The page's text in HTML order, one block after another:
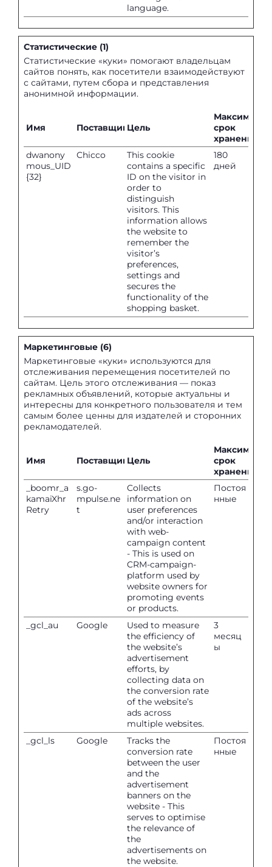
language.
Статистические (1)
Статистические «куки» помогают владельцам
сайтов понять, как посетители взаимодействуют
с сайтами, путем сбора и представления
анонимной информации.
Имя ПоставщикЦель
срок
хранения
dwanony
mous_UID
{32}
Chicco
This cookie
contains a specific
ID on the visitor in
order to
distinguish
visitors. This
information allows
the website to
remember the
visitor’s
preferences,
settings and
secures the
functionality of the
shopping basket.
180
дней
Маркетинговые (6)
Маркетинговые «куки» используются для
отслеживания перемещения посетителей по
сайтам. Цель этого отслеживания — показ
рекламных объявлений, которые актуальны и
интересны для конкретного пользователя и тем
самым более ценны для издателей и сторонних
рекламодателей.
Имя ПоставщикЦель
срок
хранения
_boomr_a
kamaiXhr
Retry
s.go-
mpulse.ne
t
Collects
information on
user preferences
and/or interaction
with web-
campaign content
- This is used on
CRM-campaign-
platform used by
website owners for
promoting events
or products.
Постоя
нные
_gcl_au Google
Used to measure
the efficiency of
the website’s
advertisement
efforts, by
collecting data on
the conversion rate
of the website’s
ads across
multiple websites.
3
месяц
ы
_gcl_ls Google
Tracks the
conversion rate
between the user
and the
advertisement
banners on the
website - This
serves to optimise
the relevance of
the
advertisements on
the website.
Постоя
нные